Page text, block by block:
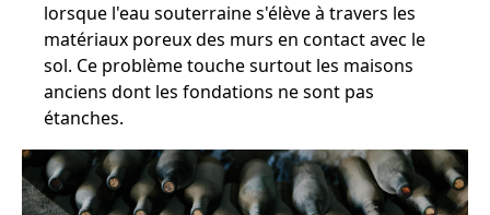
lorsque l'eau souterraine s'élève à travers les
matériaux poreux des murs en contact avec le
sol. Ce problème touche surtout les maisons
anciens dont les fondations ne sont pas
étanches.